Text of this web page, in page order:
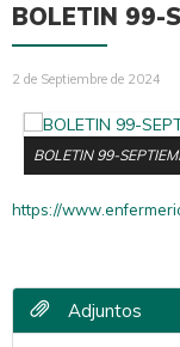
Ciudadanía
Ventanilla Única
BOLETIN 99-
2 de Septiembre de 2024
BOLETIN 99-
https://
Adjuntos